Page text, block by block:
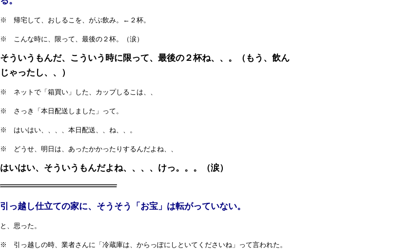
※ 帰宅して、おしるこを、がぶ飲み。←２杯。
※ こんな時に、限って、最後の２杯。（涙）
そういうもんだ、こういう時に限って、最後の２杯ね、、。（もう、飲ん
じゃったし、、）
※ ネットで「箱買い」した、カップしるこは、、
※ さっき「本日配送しました」って。
※ はいはい、、、、本日配送、、ね、、。
※ どうせ、明日は、あったかかったりするんだよね、、
はいはい、そういうもんだよね、、、、けっ。。。（涙）
引っ越し仕立ての家に、そうそう「お宝」は転がっていない。
と、思った。
※ 引っ越しの時、業者さんに「冷蔵庫は、からっぽにしといてくださいね」って言われた。